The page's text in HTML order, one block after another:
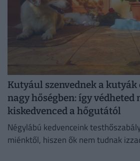
Kutyául szenvednek a kutyák
nagy hőségben: így védheted
kiskedvenced a hőgutától
Négylábú kedvenceink
miénktől, hiszen ők nem tudnak